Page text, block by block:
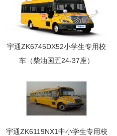
宇通ZK6745DX52小学生专用校
车（柴油国五24-37座）
宇通ZK6119NX1中小学生专用校